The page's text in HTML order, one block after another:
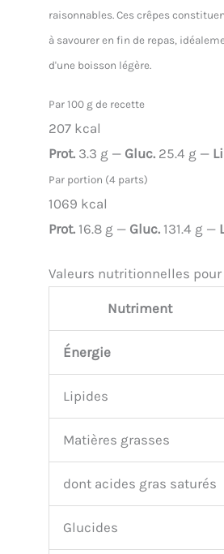
raisonnables. Ces crêpes
à savourer en fin de repas,
d'une boisson légère.
Par 100 g de recette
207 kcal
Prot. 3.3 g — Gluc. 25.4 g —
Par portion (4 parts)
1069 kcal
Prot. 16.8 g — Gluc. 131.4 g —
Valeurs nutritionnelles pour
Nutriment
Énergie
Lipides
Matières grasses
dont acides gras saturés
Glucides